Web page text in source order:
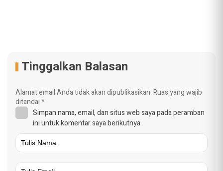
Tinggalkan Balasan
Alamat email Anda tidak akan dipublikasikan.Ruas yang wajib
ditandai*
Simpan nama, email, dan situs web saya pada peramban
ini untuk komentar saya berikutnya.